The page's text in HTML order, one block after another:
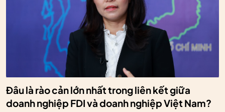
Đâu là rào cản lớn nhất trong liên kết giữa
doanh nghiệp FDI và doanh nghiệp Việt Nam?